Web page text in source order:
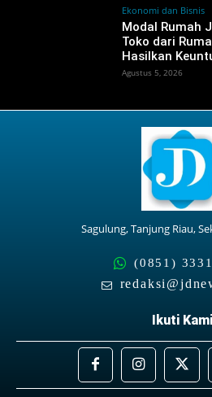
Ekonomi dan Bisnis
Modal Rumah
Toko dari
Hasilkan
Agustus 5, 2026
Sagulung, Tanjung Riau,
(0851)
Ikuti Kami